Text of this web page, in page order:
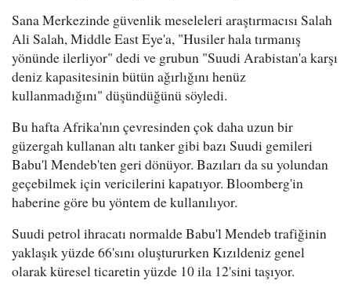
Sana Merkezinde güvenlik meseleleri araştırmacısı Salah
Ali Salah, Middle East Eye'a, "Husiler hala tırmanış
yönünde ilerliyor" dedi ve grubun "Suudi Arabistan'a karşı
deniz kapasitesinin bütün ağırlığını henüz
kullanmadığını" düşündüğünü söyledi.
Bu hafta Afrika'nın çevresinden çok daha uzun bir
güzergah kullanan altı tanker gibi bazı Suudi gemileri
Babu'l Mendeb'ten geri dönüyor. Bazıları da su yolundan
geçebilmek için vericilerini kapatıyor. Bloomberg'in
haberine göre bu yöntem de kullanılıyor.
Suudi petrol ihracatı normalde Babu'l Mendeb trafiğinin
yaklaşık yüzde 66'sını oluştururken Kızıldeniz genel
olarak küresel ticaretin yüzde 10 ila 12'sini taşıyor.